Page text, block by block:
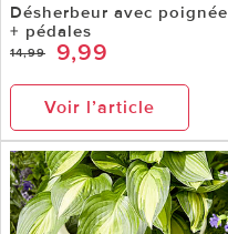
Désherbeur avec poignée
+ pédales
14,99 9,99
Voir l’article